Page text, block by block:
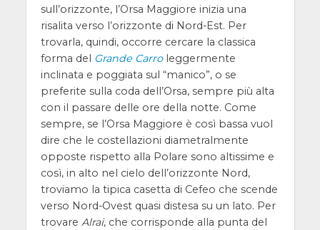
sull’orizzonte, l’Orsa Maggiore inizia una
risalita verso l’orizzonte di Nord-Est. Per
trovarla, quindi, occorre cercare la classica
forma del Grande Carroleggermente
inclinata e poggiata sul “manico”, o se
preferite sulla coda dell’Orsa, sempre più alta
con il passare delle ore della notte. Come
sempre, se l’Orsa Maggiore è così bassa vuol
dire che le costellazioni diametralmente
opposte rispetto alla Polare sono altissime e
così, in alto nel cielo dell’orizzonte Nord,
troviamo la tipica casetta di Cefeo che scende
verso Nord-Ovest quasi distesa su un lato. Per
trovare Alrai, che corrisponde alla punta del